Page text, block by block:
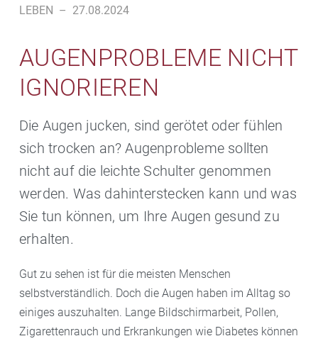
LEBEN – 27.08.2024
AUGENPROBLEME NICHT
IGNORIEREN
Die Augen jucken, sind gerötet oder fühlen
sich trocken an? Augenprobleme sollten
nicht auf die leichte Schulter genommen
werden. Was dahinterstecken kann und was
Sie tun können, um Ihre Augen gesund zu
erhalten.
Gut zu sehen ist für die meisten Menschen
selbstverständlich. Doch die Augen haben im Alltag so
einiges auszuhalten. Lange Bildschirmarbeit, Pollen,
Zigarettenrauch und Erkrankungen wie Diabetes können